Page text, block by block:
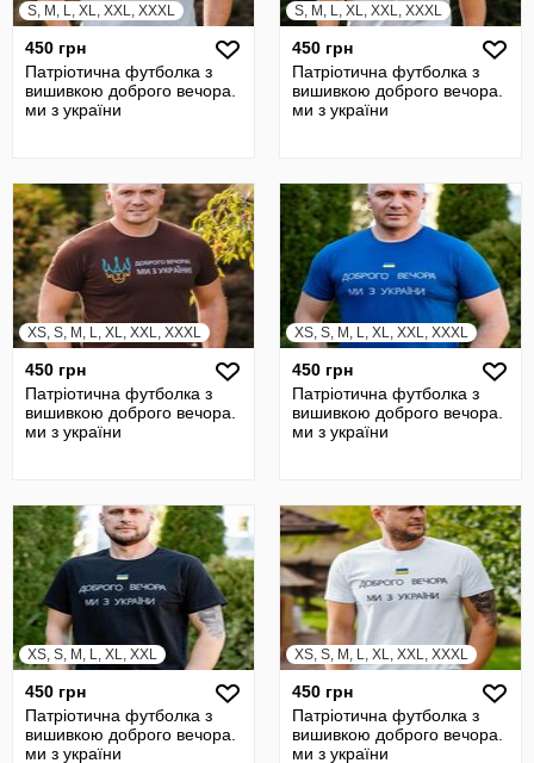
S, M, L, XL, XXL, XXXL
450 грн
Патріотична футболка з
вишивкою доброго вечора.
ми з україни
S, M, L, XL, XXL, XXXL
450 грн
Патріотична футболка з
вишивкою доброго вечора.
ми з україни
XS, S, M, L, XL, XXL, XXXL
450 грн
Патріотична футболка з
вишивкою доброго вечора.
ми з україни
XS, S, M, L, XL, XXL, XXXL
450 грн
Патріотична футболка з
вишивкою доброго вечора.
ми з україни
XS, S, M, L, XL, XXL
450 грн
Патріотична футболка з
вишивкою доброго вечора.
ми з україни
XS, S, M, L, XL, XXL, XXXL
450 грн
Патріотична футболка з
вишивкою доброго вечора.
ми з україни